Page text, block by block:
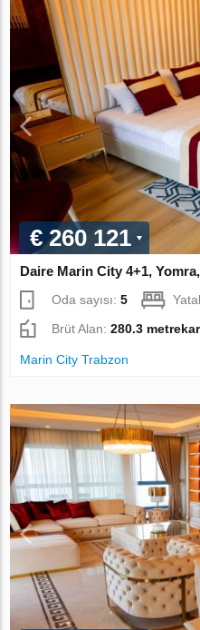
€ 260 121
Daire Marin City 4+1,
Oda sayısı:5
Brüt Alan:280.3
Marin City Trabzon